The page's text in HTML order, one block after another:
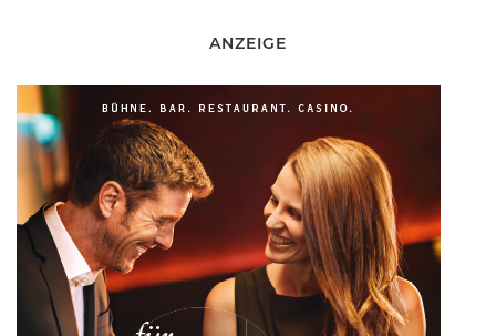
ANZEIGE